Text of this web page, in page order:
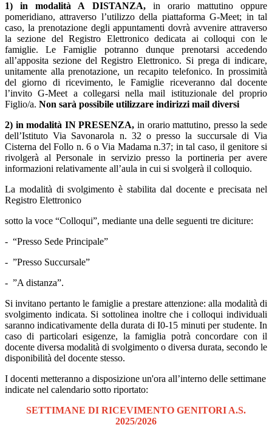
1) in modalità A DISTANZA,in orario mattutino oppure
pomeridiano, attraverso l’utilizzo della piattaforma G-Meet; in tal
caso, la prenotazione degli appuntamentidovrà avvenire attraverso
la sezione del Registro Elettronico dedicata ai colloqui con le
famiglie. Le Famiglie potranno dunque prenotarsi accedendo
all’apposita sezione del Registro Elettronico. Si prega di indicare,
unitamente alla prenotazione, un recapito telefonico. In prossimità
del giorno di ricevimento, le Famiglie riceveranno dal docente
l’invito G-Meet a collegarsi nella mail istituzionale del proprio
Figlio/a. Non sarà possibile utilizzare indirizzi mail diversi
2) in modalità IN PRESENZA, in orario mattutino, presso la sede
dell’Istituto Via Savonarola n. 32 o presso la succursale di Via
Cisterna del Follo n. 6 o Via Madama n.37; in tal caso, il genitore si
rivolgerà al Personale in servizio presso la portineria per avere
informazioni relativamente all’aula in cui si svolgerà il colloquio.
La modalità di svolgimento è stabilita dal docente e precisata nel
Registro Elettronico
sotto la voce “Colloqui”, mediante una delle seguenti tre diciture:
- “Presso Sede Principale”
- ”Presso Succursale”
- ”A distanza”.
Si invitano pertanto le famiglie a prestare attenzione: alla modalità di
svolgimento indicata. Si sottolinea inoltre che i colloqui individuali
saranno indicativamente della durata di I0-15 minuti per studente. In
caso di particolari esigenze, la famiglia potrà concordare con il
docente diversa modalità di svolgimento o diversa durata, secondo le
disponibilità del docente stesso.
I docenti metteranno a disposizione un'ora all’interno delle settimane
indicate nel calendario sotto riportato:
SETTIMANE DI RICEVIMENTO GENITORI A.S.
2025/2026